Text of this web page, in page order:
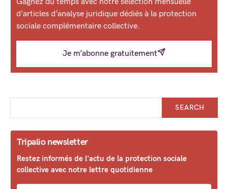
d’articles d’analyse juridique dédiés à la protection
sociale complémentaire collective.
Je m’abonne gratuitement
SEARCH
Tripalio newsletter
Restez informés de l'actu de la protection sociale
collective avec notre lettre quotidienne